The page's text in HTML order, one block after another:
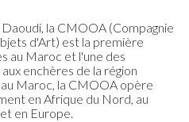
la CMOOA (Compagnie
d'Art) est la première
au Maroc et l'une des
enchères de la région
Maroc, la CMOOA opère
en Afrique du Nord, au
en Europe.